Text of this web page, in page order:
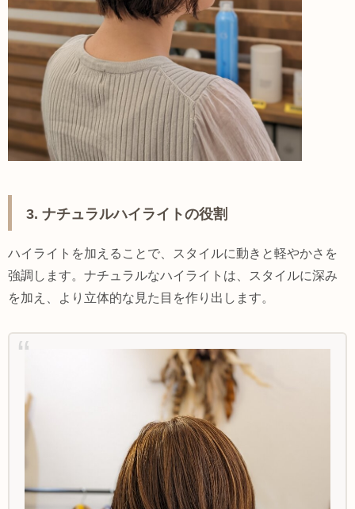
3. ナチュラルハイライトの役割
ハイライトを加えることで、スタイルに動きと軽やかさを
強調します。ナチュラルなハイライトは、スタイルに深み
を加え、より立体的な見た目を作り出します。